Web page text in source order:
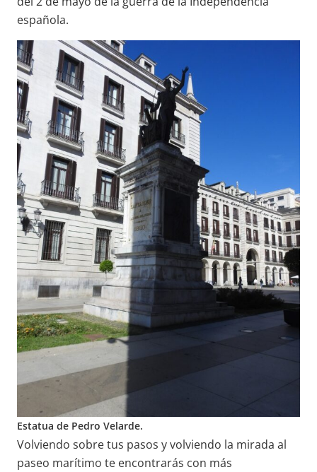
española.
Estatua de Pedro Velarde.
Volviendo sobre tus pasos y volviendo la mirada al
paseo marítimo te encontrarás con más